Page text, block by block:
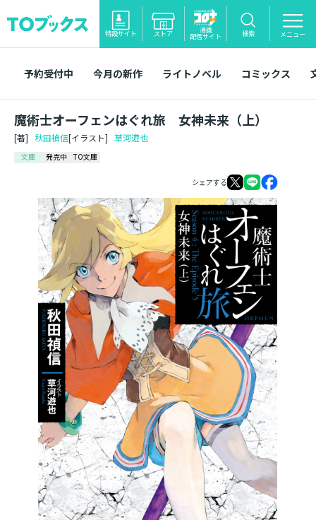
特設サイト ストア 漫画
配信サイト 検索 メニュー
予約受付中 今月の新作 ライトノベル コミックス
魔術士オーフェンはぐれ旅 女神未来（上）
[著] 秋田禎信[イラスト] 草河遊也
文庫 発売中 TO文庫
シェアする